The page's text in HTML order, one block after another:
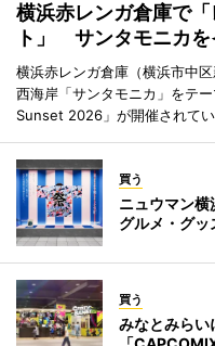
横浜赤レンガ倉庫で
ト」 サンタモニカ
横浜赤レンガ倉庫（横浜市中
西海岸「サンタモニカ」をテ
Sunset 2026」が開催されてい
買う
ニュウマン
グルメ・グッ
買う
みなとみらい